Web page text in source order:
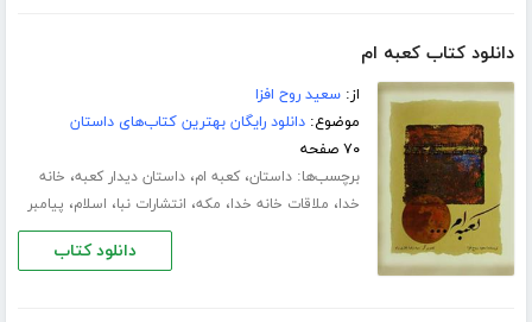
دانلود کتاب کعبه ام
از:سعید روح افزا
موضوع:دانلود رایگان بهترین کتاب‌های داستان
۷۰ صفحه
برچسب‌ها:داستان،کعبه ام،داستان دیدار کعبه، خانه
خدا، ملاقات خانه خدا، مکه، انتشارات نبا، اسلام، پیامبر
دانلود کتاب